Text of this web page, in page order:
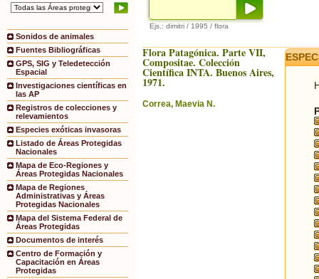
Sonidos de animales
Fuentes Bibliográficas
GPS, SIG y Teledetección
Espacial
Investigaciones científicas en
las AP
Registros de colecciones y
relevamientos
Especies exóticas invasoras
Listado de Áreas Protegidas
Nacionales
Mapa de Eco-Regiones y
Áreas Protegidas Nacionales
Mapa de Regiones
Administrativas y Áreas
Protegidas Nacionales
Mapa del Sistema Federal de
Áreas Protegidas
Documentos de interés
Centro de Formación y
Capacitación en Áreas
Protegidas
Ejs.: dimitri / 1995 / flora
Flora Patagónica. Parte VII,
Compositae. Colección
Científica INTA. Buenos Aires,
1971.
Correa, Maevia N.